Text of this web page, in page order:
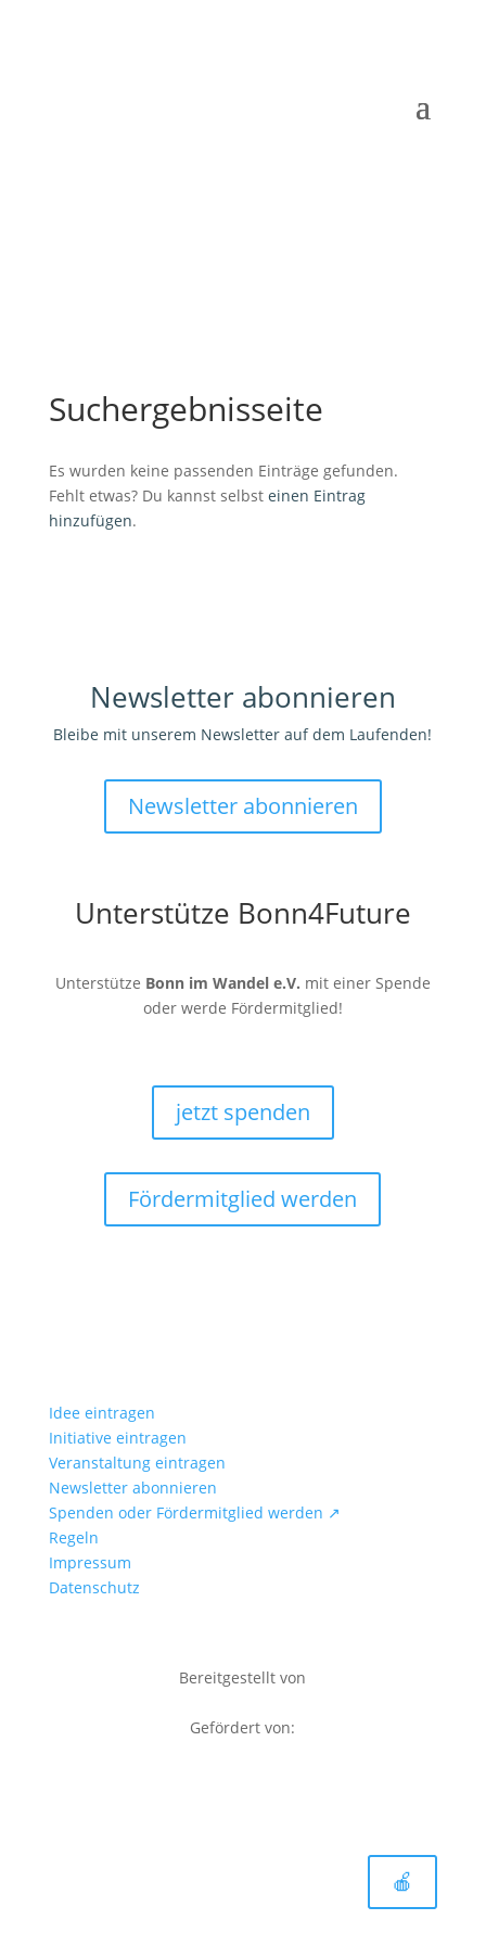
Suchergebnisseite
Es wurden keine passenden Einträge gefunden.
Fehlt etwas? Du kannst selbst einen Eintrag
hinzufügen.
Newsletter abonnieren
Bleibe mit unserem Newsletter auf dem Laufenden!
Newsletter abonnieren
Unterstütze Bonn4Future
Unterstütze Bonn im Wandel e.V. mit einer Spende
oder werde Fördermitglied!
jetzt spenden
Fördermitglied werden
Idee eintragen
Initiative eintragen
Veranstaltung eintragen
Newsletter abonnieren
Spenden oder Fördermitglied werden ↗
Regeln
Impressum
Datenschutz
Bereitgestellt von
Gefördert von:
🍎